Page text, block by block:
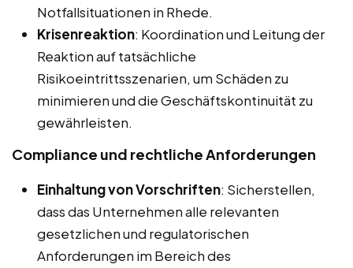
Notfallsituationen in Rhede.
Krisenreaktion: Koordination und Leitung der
Reaktion auf tatsächliche
Risikoeintrittsszenarien, um Schäden zu
minimieren und die Geschäftskontinuität zu
gewährleisten.
Compliance und rechtliche Anforderungen
Einhaltung von Vorschriften: Sicherstellen,
dass das Unternehmen alle relevanten
gesetzlichen und regulatorischen
Anforderungen im Bereich des